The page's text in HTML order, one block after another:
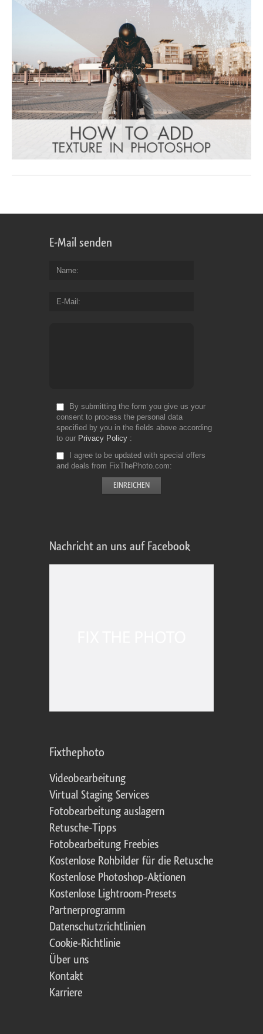
E-Mail senden
Name
E-Mail
By submitting the form you give us your
consent to process the personal data
specified by you in the fields above according
to our Privacy Policy
I agree to be updated with special offers
and deals from FixThePhoto.com
Nachricht an uns auf Facebook
Fixthephoto
Videobearbeitung
Virtual Staging Services
Fotobearbeitung auslagern
Retusche-Tipps
Fotobearbeitung Freebies
Kostenlose Rohbilder für die Retusche
Kostenlose Photoshop-Aktionen
Kostenlose Lightroom-Presets
Partnerprogramm
Datenschutzrichtlinien
Cookie-Richtlinie
Über uns
Kontakt
Karriere